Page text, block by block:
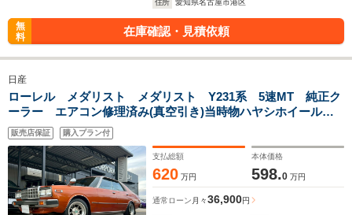
住所
愛知県名古屋市港区
無
料
在庫確認・見積依頼
日産
ローレル メダリスト メダリスト Y231系 5速MT 純正ク
ーラー エアコン修理済み(真空引き)当時物ハヤシホイール
車高調 ステンレスマフラー ダイナモ交換済 2000cc 内装
オリジナルコンディション
販売店保証 購入プラン付
支払総額
620 万円
本体価格
598.0 万円
通常ローン 月々36,900円